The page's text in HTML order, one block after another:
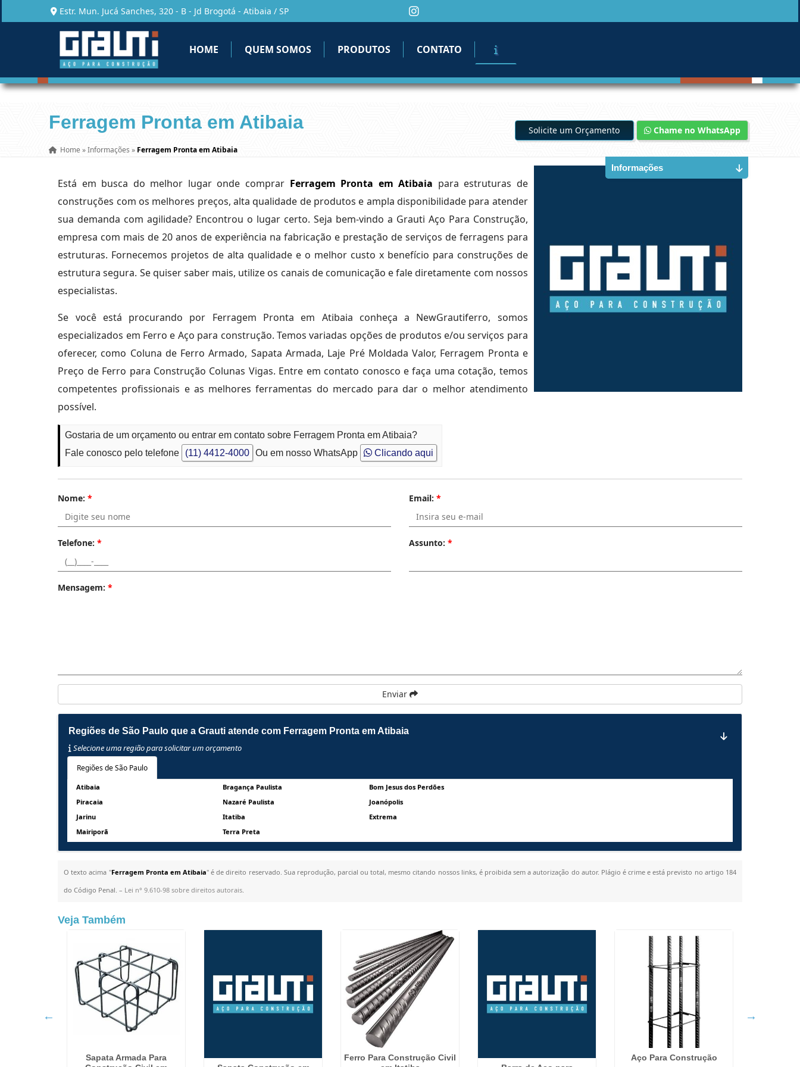
Estr. Mun. Jucá Sanches, 320 - B - Jd Brogotá - Atibaia / SP
HOME QUEM SOMOS PRODUTOS CONTATO
Ferragem Pronta em Atibaia
Home»Informações » Ferragem Pronta em Atibaia
Solicite um Orçamento Chame no WhatsApp
Está em busca do melhor lugar onde comprar Ferragem Pronta em Atibaia para estruturas de
construções com os melhores preços, alta qualidade de produtos e ampla disponibilidade para atender
sua demanda com agilidade? Encontrou o lugar certo. Seja bem-vindo a Grauti Aço Para Construção,
empresa com mais de 20 anos de experiência na fabricação e prestação de serviços de ferragens para
estruturas. Fornecemos projetos de alta qualidade e o melhor custo x benefício para construções de
estrutura segura. Se quiser saber mais, utilize os canais de comunicação e fale diretamente com nossos
especialistas.
Se você está procurando por Ferragem Pronta em Atibaia conheça a NewGrautiferro, somos
especializados em Ferro e Aço para construção. Temos variadas opções de produtos e/ou serviços para
oferecer, como Coluna de Ferro Armado, Sapata Armada, Laje Pré Moldada Valor, Ferragem Pronta e
Preço de Ferro para Construção Colunas Vigas. Entre em contato conosco e faça uma cotação, temos
competentes profissionais e as melhores ferramentas do mercado para dar o melhor atendimento
possível.
Gostaria de um orçamento ou entrar em contato sobre Ferragem Pronta em Atibaia?
Fale conosco pelo telefone
(11) 4412-4000 Ou em nosso WhatsApp Clicando aqui
Nome:* Email: *
Telefone:* Assunto: *
Mensagem:*
Enviar
Regiões de São Paulo que a Grauti atende com Ferragem Pronta em Atibaia
Selecione uma região para solicitar um orçamento
Regiões de São Paulo
Atibaia Bragança Paulista
Bom Jesus dos Perdões
Piracaia
Nazaré Paulista
Joanópolis
Jarinu
Itatiba
Extrema
Mairiporã
Terra Preta
O texto acima "Ferragem Pronta em Atibaia" é de direito reservado. Sua reprodução, parcial ou total, mesmo citando nossos links, é proibida sem a autorização do autor. Plágio é crime e está previsto no artigo 184
do Código Penal. – Lei n° 9.610-98 sobre direitos autorais.
Informações
Veja Também
Sapata Armada Para
Ferro Para Construção Civil
Aço Para Construção